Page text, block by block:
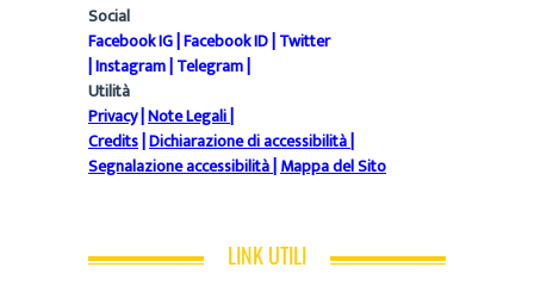
Social
Facebook IG|Facebook ID|Twitter
|Instagram|Telegram|
Utilità
Privacy|Note Legali|
Credits|Dichiarazione di accessibilità|
Segnalazione accessibilità|Mappa del Sito
LINK UTILI